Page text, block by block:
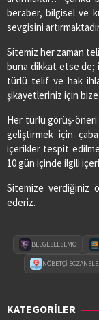
Adres:YENİ
SAĞLIK
Adres:
SEDA
VURAL
19
beraber, bilgisel ve
sevgisini
Sitemiz her zaman
buna dikkat etse de;
türlü telif ve hak
şikayetleriniz için bize
Her türlü görüş-
geliştirmek için
içerikler tespit
10 gün içinde ilgili
Sitemize verdiğiniz
ederiz.
BELGESELSEMO
NÖBETÇİ
KATEGORİLER